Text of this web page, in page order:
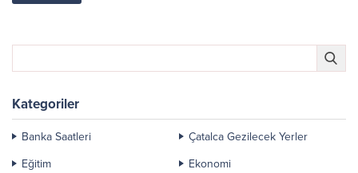
Kategoriler
Banka Saatleri
Çatalca Gezilecek Yerler
Eğitim
Ekonomi